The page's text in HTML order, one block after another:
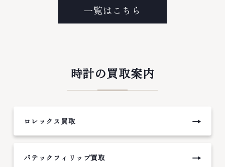
一覧はこちら
時計の買取案内
ロレックス買取 →
パテックフィリップ買取 →